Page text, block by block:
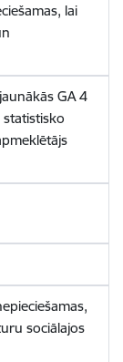
lai
GA 4
sociālajos